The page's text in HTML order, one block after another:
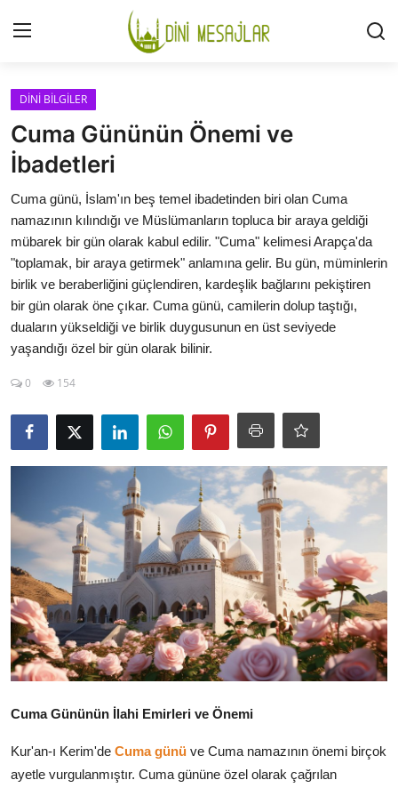
Giriş
İLETİŞİM
GÜNDEM
HAKKIMIZDA
DESTEKLİYORUM
SURELER
DUALAR
KİMDİR?
DİNİ MESAJLAR
KISSADAN HİSSE
DİNİ BİLGİLER
DİNİ BİLGİLER
Cuma Gününün Önemi ve
İbadetleri
Cuma günü, İslam'ın beş temel ibadetinden biri olan Cuma
namazının kılındığı ve Müslümanların topluca bir araya geldiği
mübarek bir gün olarak kabul edilir. "Cuma" kelimesi Arapça'da
"toplamak, bir araya getirmek" anlamına gelir. Bu gün, müminlerin
birlik ve beraberliğini güçlendiren, kardeşlik bağlarını pekiştiren
bir gün olarak öne çıkar. Cuma günü, camilerin dolup taştığı,
duaların yükseldiği ve birlik duygusunun en üst seviyede
yaşandığı özel bir gün olarak bilinir.
0 154
Cuma Gününün İlahi Emirleri ve Önemi
Kur'an-ı Kerim'de Cuma günü ve Cuma namazının önemi birçok
ayetle vurgulanmıştır. Cuma gününe özel olarak çağrılan